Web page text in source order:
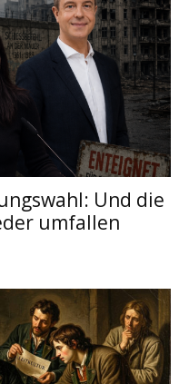
Und die
umfallen